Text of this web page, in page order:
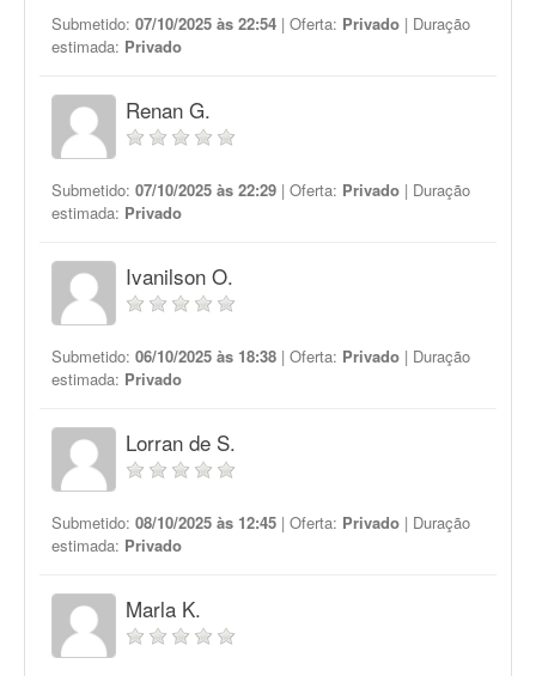
Submetido: 07/10/2025 às 22:54 | Oferta: Privado | Duração
estimada: Privado
Renan G.
Submetido: 07/10/2025 às 22:29 | Oferta: Privado | Duração
estimada: Privado
Ivanilson O.
Submetido: 06/10/2025 às 18:38 | Oferta: Privado | Duração
estimada: Privado
Lorran de S.
Submetido: 08/10/2025 às 12:45 | Oferta: Privado | Duração
estimada: Privado
Marla K.